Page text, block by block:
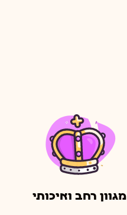
מגוון רחב ואיכותי